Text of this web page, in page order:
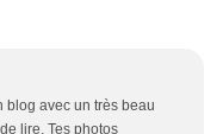
blog avec un très beau
lire. Tes photos